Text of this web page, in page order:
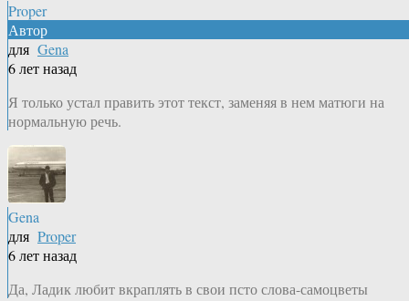
Proper
Автор
для Gena
6 лет назад
Я только устал править этот текст, заменяя в нем матюги на
нормальную речь.
Gena
для Proper
6 лет назад
Да, Ладик любит вкраплять в свои псто слова-самоцветы